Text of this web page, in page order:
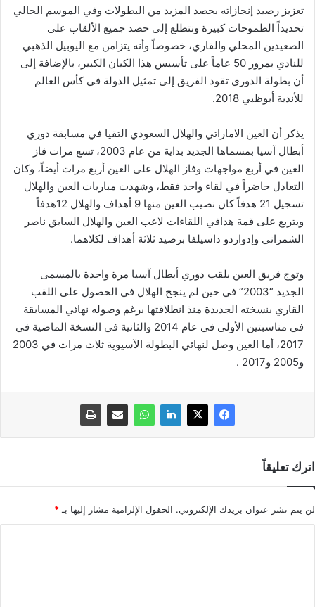
تعزيز رصيد إنجازاته بحصد المزيد من البطولات وفي الموسم الحالي
تحديداً الطموحات كبيرة ونتطلع إلى حصد جميع الألقاب على
الصعيدين المحلي والقاري، خصوصاً وأنه يتزامن مع اليوبيل الذهبي
للنادي بمرور 50 عاماً على تأسيس هذا الكيان الكبير، بالإضافة إلى
أن بطولة الدوري تقود الفريق إلى تمثيل الدولة في كأس العالم
للأندية أبوظبي 2018.
يذكر أن العين الاماراتي والهلال السعودي التقيا في مسابقة دوري
أبطال آسيا بمسماها الجديد بداية من عام 2003، تسع مرات فاز
العين في أربع مواجهات وفاز الهلال على العين أربع مرات أيضاً، وكان
التعادل حاضراً في لقاء واحد فقط، وشهدت مباريات العين والهلال
تسجيل 21 هدفاً كان نصيب العين منها 9 أهداف والهلال 12هدفاً
ويتربع على قمة هدافي اللقاءات لاعب العين والهلال السابق ناصر
الشمراني وإدواردو داسيلفا برصيد ثلاثة أهداف لكلاهما.
وتوج فريق العين بلقب دوري أبطال آسيا مرة واحدة بالمسمى
الجديد “2003” في حين لم ينجح الهلال في الحصول على اللقب
القاري بنسخته الجديدة منذ انطلاقتها برغم وصوله نهائي المسابقة
في مناسبتين الأولى في عام 2014 والثانية في النسخة الماضية في
2017، أما العين وصل لنهائي البطولة الآسيوية ثلاث مرات في 2003
و2005 و2017 .
اترك تعليقاً
لن يتم نشر عنوان بريدك الإلكتروني. الحقول الإلزامية مشار إليها بـ *